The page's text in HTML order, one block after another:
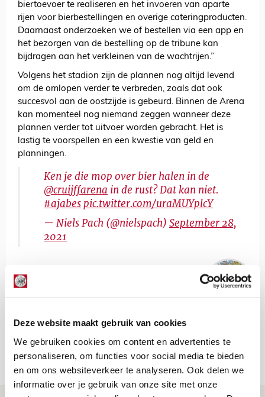
Deze website maakt gebruik van cookies
We gebruiken cookies om content en advertenties te
personaliseren, om functies voor social media te bieden
en om ons websiteverkeer te analyseren. Ook delen we
informatie over je gebruik van onze site met onze
biertoevoer te realiseren en het invoeren van aparte
rijen voor bierbestellingen en overige cateringproducten.
Daarnaast onderzoeken we of bestellen via een app en
het bezorgen van de bestelling op de tribune kan
bijdragen aan het verkleinen van de wachtrijen.”
Volgens het stadion zijn de plannen nog altijd levend
om de omlopen verder te verbreden, zoals dat ook
succesvol aan de oostzijde is gebeurd. Binnen de Arena
kan momenteel nog niemand zeggen wanneer deze
plannen verder tot uitvoer worden gebracht. Het is
lastig te voorspellen en een kwestie van geld en
planningen.
Ken je die mop over bier halen in de
@cruijffarena in de rust? Dat kan niet.
#ajabes pic.twitter.com/uraMUYplcY
— Niels Pach (@nielspach) September 28,
2021
Net binnen //